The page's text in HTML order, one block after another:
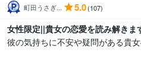
町田うさぎ... 5.0(107)
女性限定||貴女の恋愛を読み解きま
彼の気持ちに不安や疑問がある貴